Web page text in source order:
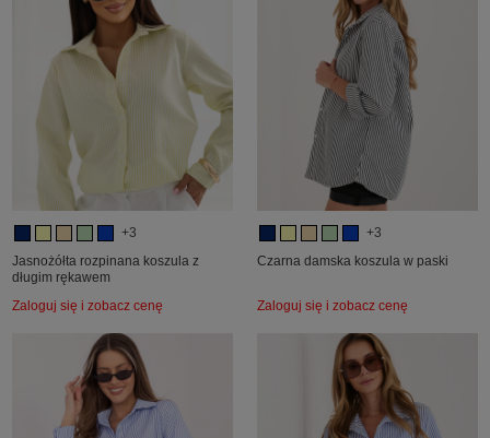
+3
Jasnożółta rozpinana koszula z
długim rękawem
Zaloguj się i zobacz cenę
+3
Czarna damska koszula w paski
Zaloguj się i zobacz cenę